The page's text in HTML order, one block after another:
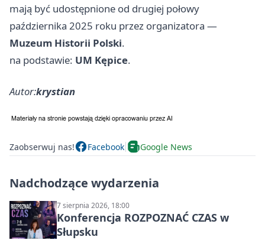
mają być udostępnione od drugiej połowy
października 2025 roku przez organizatora —
Muzeum Historii Polski.
na podstawie: UM Kępice.
Autor:krystian
Zaobserwuj nas! Facebook Google News
Nadchodzące wydarzenia
7 sierpnia 2026, 18:00
Konferencja ROZPOZNAĆ CZAS w
Słupsku